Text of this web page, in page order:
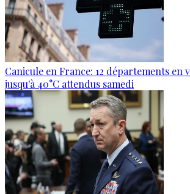
Canicule en France: 12 départements en
jusqu'à 40°C attendus samedi